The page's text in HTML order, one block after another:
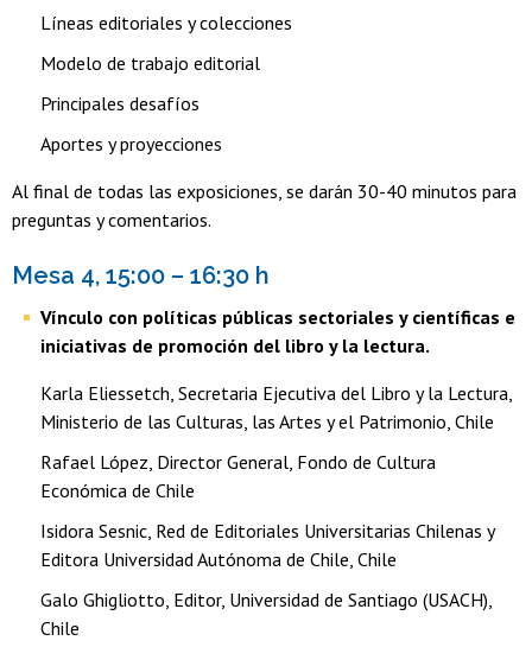
Líneas editoriales y colecciones
Modelo de trabajo editorial
Principales desafíos
Aportes y proyecciones
Al final de todas las exposiciones, se darán 30-40 minutos para
preguntas y comentarios.
Mesa 4, 15:00 – 16:30 h
Vínculo con políticas públicas sectoriales y científicas e
iniciativas de promoción del libro y la lectura.
Karla Eliessetch, Secretaria Ejecutiva del Libro y la Lectura,
Ministerio de las Culturas, las Artes y el Patrimonio, Chile
Rafael López, Director General, Fondo de Cultura
Económica de Chile
Isidora Sesnic, Red de Editoriales Universitarias Chilenas y
Editora Universidad Autónoma de Chile, Chile
Galo Ghigliotto, Editor, Universidad de Santiago (USACH),
Chile